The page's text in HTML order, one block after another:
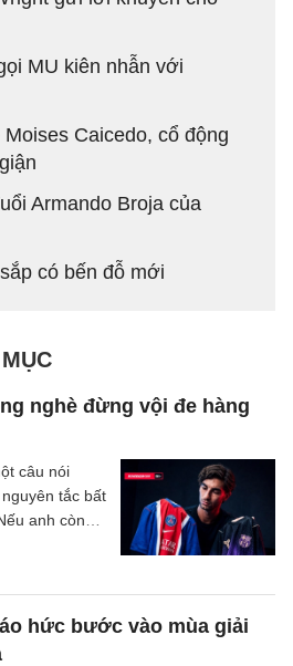
MU kiên nhẫn với
Caicedo, cổ động
Armando Broja của
có bến đỗ mới
nghè đừng vội đe hàng
câu nói
tắc bất
anh còn
ích với
hức bước vào mùa giải